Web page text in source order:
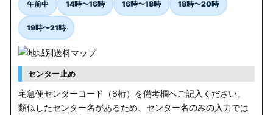
午前中 14時〜16時 16時〜18時 18時〜20時
19時〜21時
センター止め
宅急便センターコード（6桁）を備考欄へご記入ください。
類似したセンター名があるため、センター名のみの入力では